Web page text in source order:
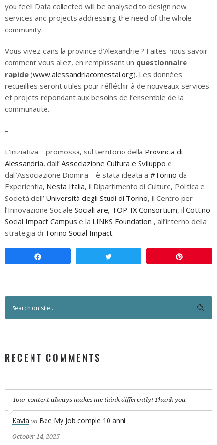
you feel! Data collected will be analysed to design new
services and projects addressing the need of the whole
community.
Vous vivez dans la province d’Alexandrie ? Faites-nous savoir
comment vous allez, en remplissant un questionnaire
rapide (www.alessandriacomestai.org). Les données
recueillies seront utiles pour réfléchir à de nouveaux services
et projets répondant aux besoins de l’ensemble de la
communauté.
–
L’iniziativa – promossa, sul territorio della Provincia di
Alessandria, dall’ Associazione Cultura e Sviluppo e
dall’Associazione Diomira – è stata ideata a #Torino da
Experientia, Nesta Italia, il Dipartimento di Culture, Politica e
Società dell’ Università degli Studi di Torino, il Centro per
l’Innovazione Sociale SocialFare, TOP-IX Consortium, il Cottino
Social Impact Campus e la LINKS Foundation , all’interno della
strategia di Torino Social Impact.
RECENT COMMENTS
Your content always makes me think differently! Thank you
Kavia on Bee My Job compie 10 anni
October 14, 2025